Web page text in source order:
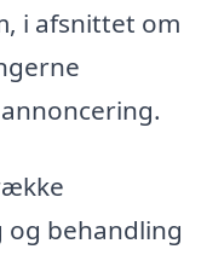
i afsnittet om
behandling